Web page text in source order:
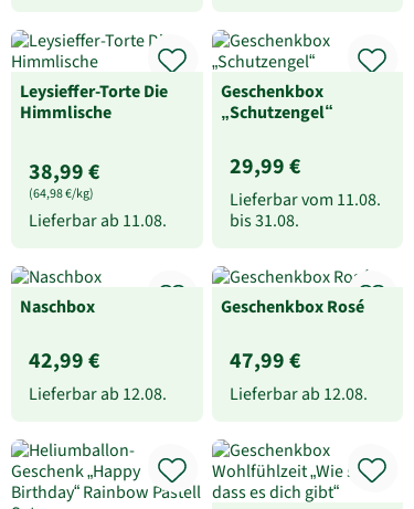
Leysieffer-Torte Die
Himmlische
38,99 €
(64,98 €/kg)
Lieferbar ab 11.08.
Geschenkbox
„Schutzengel“
29,99 €
Lieferbar vom 11.08.
bis31.08.
Naschbox
42,99 €
Lieferbar ab 12.08.
Geschenkbox Rosé
47,99 €
Lieferbar ab 12.08.